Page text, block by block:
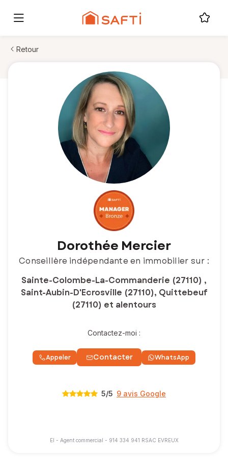
Retour
Dorothée Mercier
Conseillère indépendante en immobilier sur :
Sainte-Colombe-La-Commanderie (27110) ,
Saint-Aubin-D'Ecrosville (27110), Quittebeuf
(27110) et alentours
Contactez-moi :
Appeler Contacter WhatsApp
5/5 9 avis Google
EI - Agent commercial - 914 334 941 RSAC EVREUX